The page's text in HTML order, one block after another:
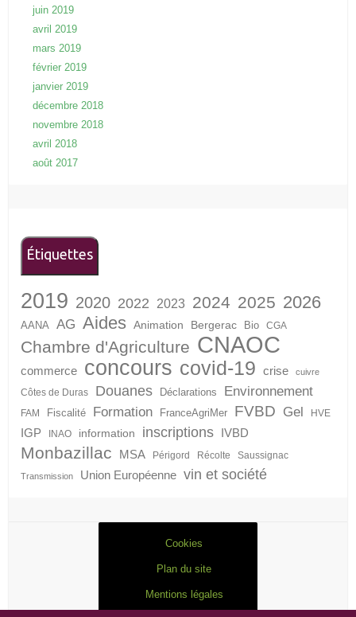
juin 2019
avril 2019
mars 2019
février 2019
janvier 2019
décembre 2018
novembre 2018
avril 2018
août 2017
Étiquettes
2019 2020 2022 2023 2024 2025 2026
AANA AG Aides Animation Bergerac Bio CGA
Chambre d'Agriculture CNAOC
commerce concours covid-19 crise cuivre
Côtes de Duras Douanes Déclarations Environnement
FAM Fiscalité Formation FranceAgriMer FVBD Gel HVE
IGP INAO information inscriptions IVBD
Monbazillac MSA Périgord Récolte Saussignac
Transmission Union Européenne vin et société
Cookies
Plan du site
Mentions légales